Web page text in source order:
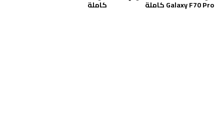
Galaxy F70 Pro كاملة كاملة